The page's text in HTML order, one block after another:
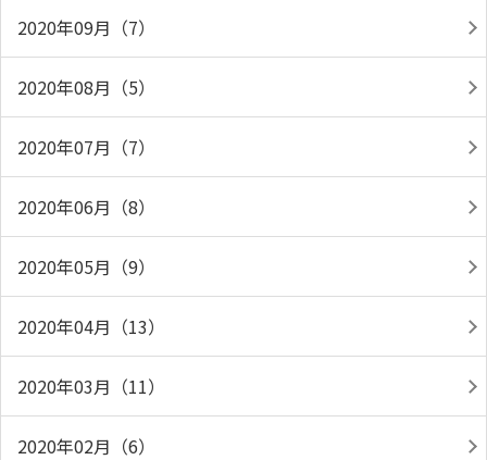
2020年09月（7）
2020年08月（5）
2020年07月（7）
2020年06月（8）
2020年05月（9）
2020年04月（13）
2020年03月（11）
2020年02月（6）